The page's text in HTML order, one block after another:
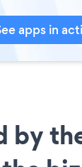
apps in
by